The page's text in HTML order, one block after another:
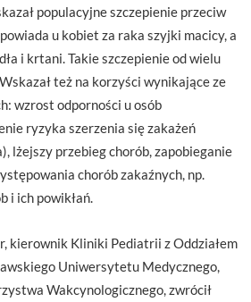
populacyjne szczepienie przeciw
u kobiet za raka szyjki macicy, a
i krtani. Takie szczepienie od wielu
też na korzyści wynikające ze
wzrost odporności u osób
ryzyka szerzenia się zakażeń
lżejszy przebieg chorób, zapobieganie
chorób zakaźnych, np.
i ich powikłań.
kierownik Kliniki Pediatrii z Oddziałem
Uniwersytetu Medycznego,
Wakcynologicznego, zwrócił